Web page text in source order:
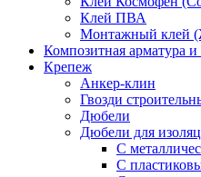
Клей ПВА
Монтажный клей
Композитная арматура
Крепеж
Анкер-клин
Гвозди
Дюбели
Дюбели для
С
С